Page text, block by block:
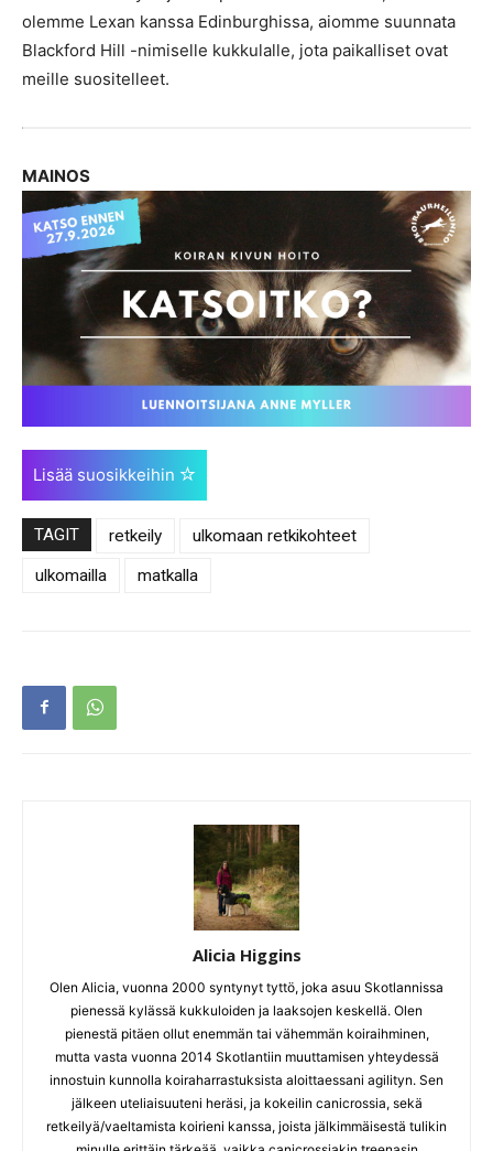
olemme Lexan kanssa Edinburghissa, aiomme suunnata
Blackford Hill -nimiselle kukkulalle, jota paikalliset ovat
meille suositelleet.
MAINOS
Lisää suosikkeihin
TAGIT retkeily
ulkomaan retkikohteet
ulkomailla
matkalla
Alicia Higgins
Olen Alicia, vuonna 2000 syntynyt tyttö, joka asuu Skotlannissa
pienessä kylässä kukkuloiden ja laaksojen keskellä. Olen
pienestä pitäen ollut enemmän tai vähemmän koiraihminen,
mutta vasta vuonna 2014 Skotlantiin muuttamisen yhteydessä
innostuin kunnolla koiraharrastuksista aloittaessani agilityn. Sen
jälkeen uteliaisuuteni heräsi, ja kokeilin canicrossia, sekä
retkeilyä/vaeltamista koirieni kanssa, joista jälkimmäisestä tulikin